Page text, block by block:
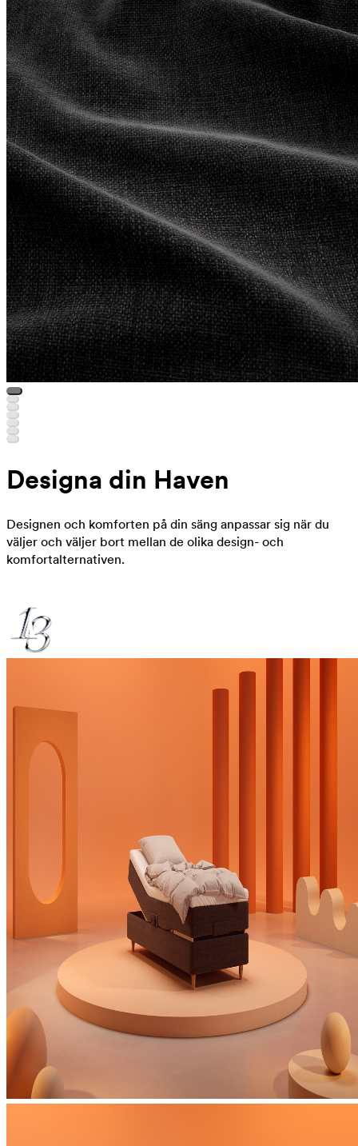
Designa din Haven
Designen och komforten på din säng anpassar sig när du
väljer och väljer bort mellan de olika design- och
komfortalternativen.